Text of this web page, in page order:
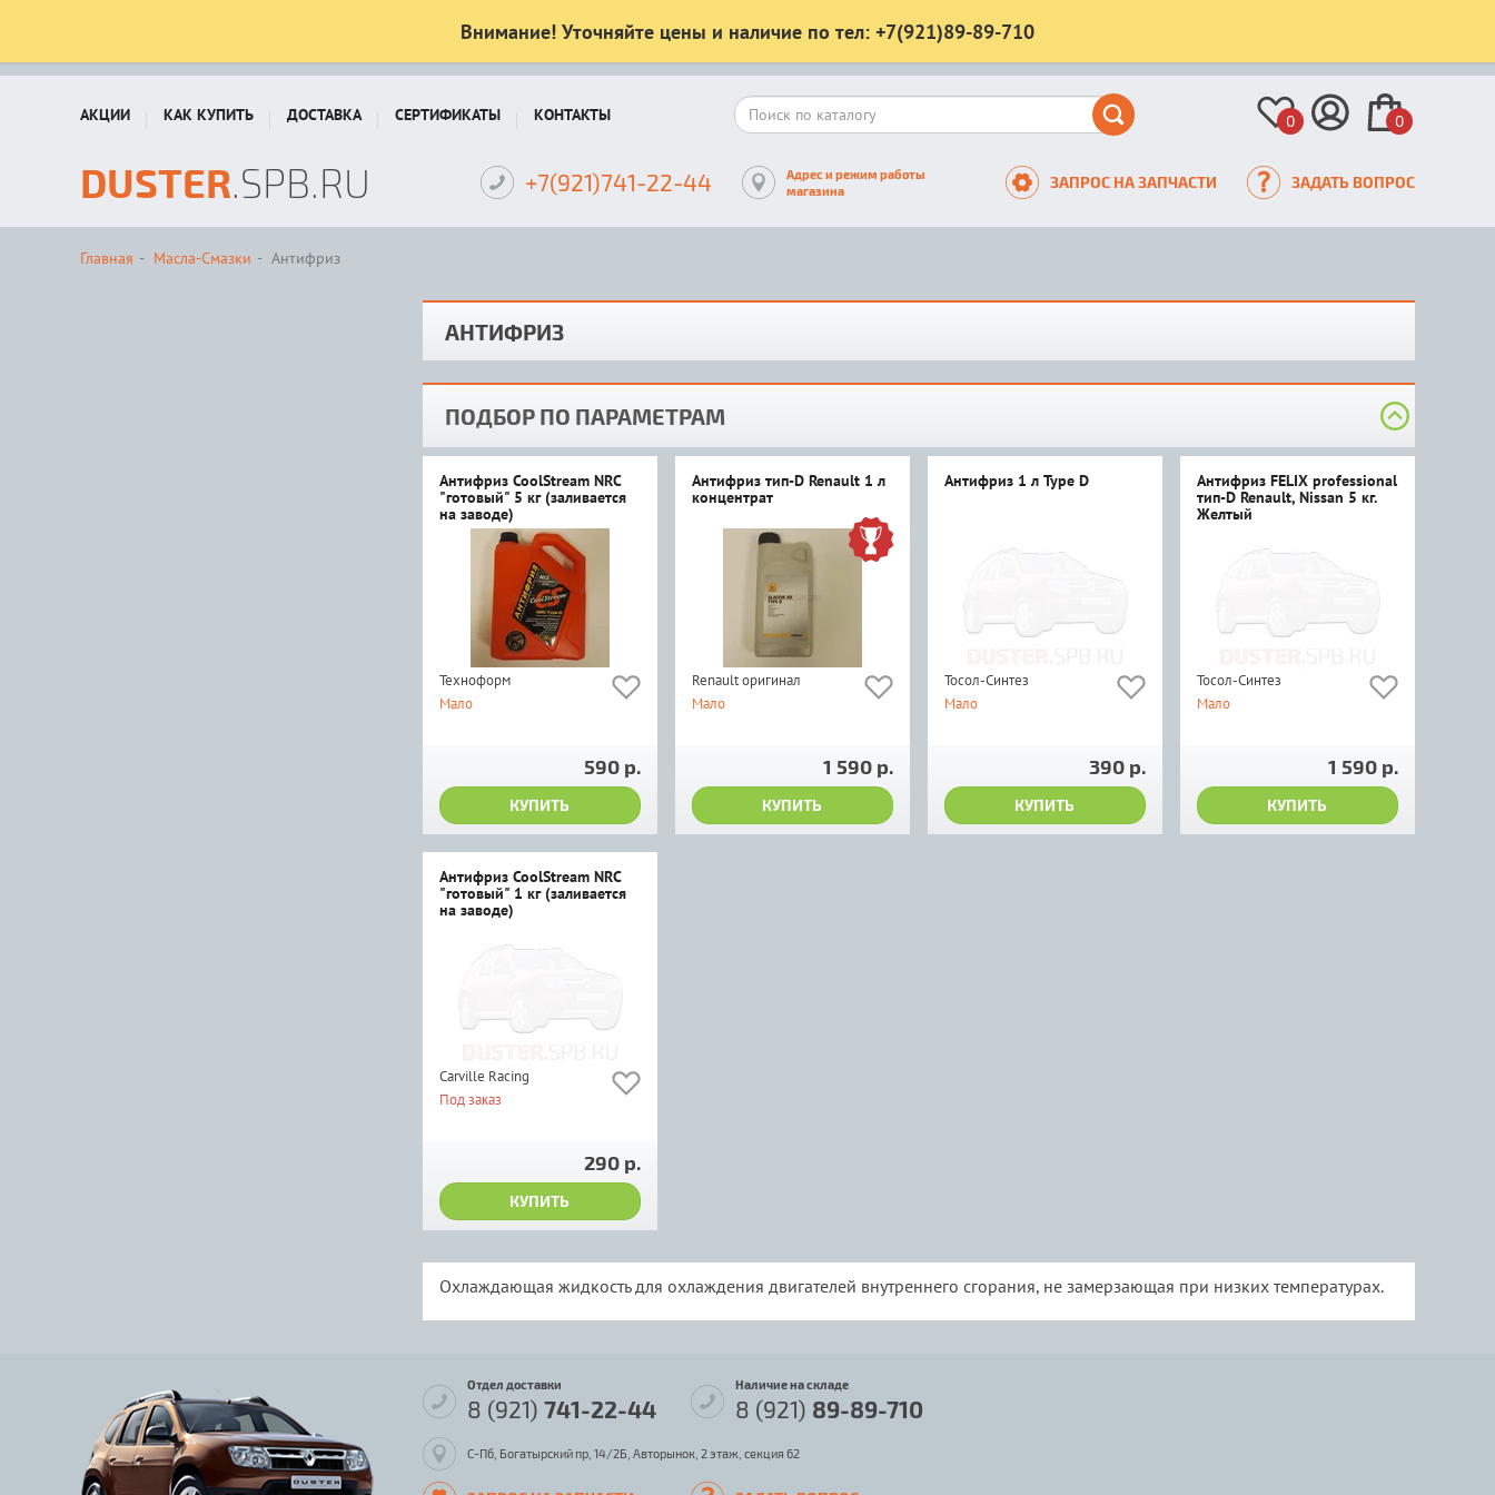
Внимание! Уточняйте цены и наличие по тел: +7(921)89-89-710
АКЦИИ КАК КУПИТЬ ДОСТАВКА СЕРТИФИКАТЫ КОНТАКТЫ 0 0
DUSTER.SPB.RU +7(921)741-22-44
Адрес и режим работы
магазина
ЗАПРОС НА ЗАПЧАСТИ ЗАДАТЬ ВОПРОС
Главная Масла-Смазки Антифриз
АНТИФРИЗ
ПОДБОР ПО ПАРАМЕТРАМ
Антифриз CoolStream NRC
"готовый" 5 кг (заливается
на заводе)
Техноформ
Мало
590 р.
КУПИТЬ
Антифриз тип-D Renault 1 л
концентрат
Renault оригинал
Мало
1 590 р.
КУПИТЬ
Антифриз 1 л Type D
Тосол-Синтез
Мало
390 р.
КУПИТЬ
Антифриз FELIX professional
тип-D Renault, Nissan 5 кг.
Желтый
Тосол-Синтез
Мало
1 590 р.
КУПИТЬ
Антифриз CoolStream NRC
"готовый" 1 кг (заливается
на заводе)
Carville Racing
Под заказ
290 р.
КУПИТЬ
Охлаждающая жидкостьдля охлаждения двигателей внутреннего сгорания, не замерзающая при низких температурах.
Отдел доставки
8 (921) 741-22-44
Наличие на складе
8 (921) 89-89-710
С-Пб, Богатырский пр, 14/2Б, Авторынок, 2 этаж, секция 62